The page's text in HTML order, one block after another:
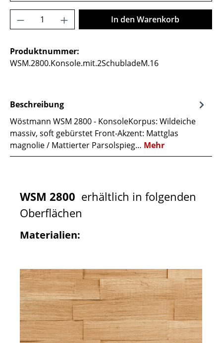
Produkt Anzahl: Gib den gewünschten
In den Warenkorb
Produktnummer:
WSM.2800.Konsole.mit.2SchubladeM.16
Beschreibung
Wöstmann WSM 2800 - KonsoleKorpus: Wildeiche
massiv, soft gebürstet Front-Akzent: Mattglas
magnolie / Mattierter Parsolspieg… Mehr
WSM 2800 erhältlich in folgenden
Oberflächen
Materialien: